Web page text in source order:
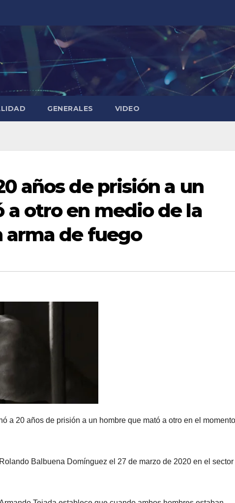
GENERALES VIDEO
años de prisión a un
otro en medio de la
arma de fuego
a 20 años de prisión a un hombre que mató a otro en el
Balbuena Domínguez el 27 de marzo de 2020 en el sector